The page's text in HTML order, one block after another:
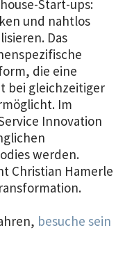
Start-ups:
und nahtlos
Das
die eine
bei gleichzeitiger
Im
Innovation
werden.
Christian Hamerle
besuche sein